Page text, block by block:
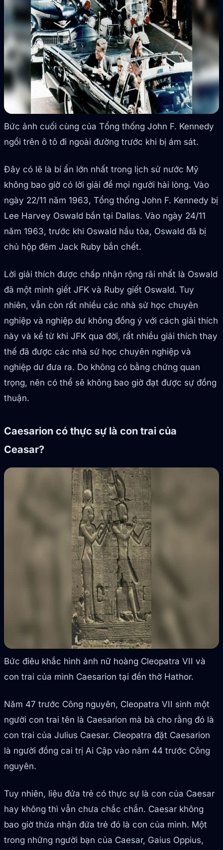
Bức ảnh cuối cùng của Tổng thống John F. Kennedy
ngồi trên ô tô đi ngoài đường trước khi bị ám sát.
Đây có lẽ là bí ẩn lớn nhất trong lịch sử nước Mỹ
không bao giờ có lời giải để mọi người hài lòng. Vào
ngày 22/11 năm 1963, Tổng thống John F. Kennedy bị
Lee Harvey Oswald bắn tại Dallas. Vào ngày 24/11
năm 1963, trước khi Oswald hầu tòa, Oswald đã bị
chủ hộp đêm Jack Ruby bắn chết.
Lời giải thích được chấp nhận rộng rãi nhất là Oswald
đã một mình giết JFK và Ruby giết Oswald. Tuy
nhiên, vẫn còn rất nhiều các nhà sử học chuyên
nghiệp và nghiệp dư không đồng ý với cách giải thích
này và kể từ khi JFK qua đời, rất nhiều giải thích thay
thế đã được các nhà sử học chuyên nghiệp và
nghiệp dư đưa ra. Do không có bằng chứng quan
trọng, nên có thể sẽ không bao giờ đạt được sự đồng
thuận.
Caesarion có thực sự là con trai của
Ceasar?
Bức điêu khắc hình ảnh nữ hoàng Cleopatra VII và
con trai của mình Caesarion tại đền thờ Hathor.
Năm 47 trước Công nguyên, Cleopatra VII sinh một
người con trai tên là Caesarion mà bà cho rằng đó là
con trai của Julius Caesar. Cleopatra đặt Caesarion
là người đồng cai trị Ai Cập vào năm 44 trước Công
nguyên.
Tuy nhiên, liệu đứa trẻ có thực sự là con của Caesar
hay không thì vẫn chưa chắc chắn. Caesar không
bao giờ thừa nhận đứa trẻ đó là con của mình. Một
trong những người bạn của Caesar, Gaius Oppius,